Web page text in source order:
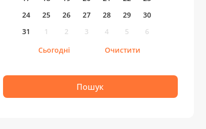
24
25 26 27 28 29
30
31
1 2 3 4 5
6
Сьогодні
Очистити
Пошук